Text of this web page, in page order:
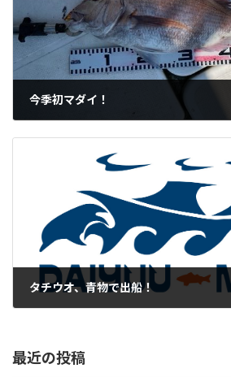
今季初マダイ！
タチウオ、青物で出船！
最近の投稿